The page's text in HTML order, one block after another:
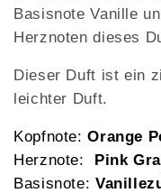
Basisnote Vanille
Herznoten dieses
Dieser Duft ist ein
leichter Duft.
Kopfnote:Orange
Herznote: Pink
Basisnote: